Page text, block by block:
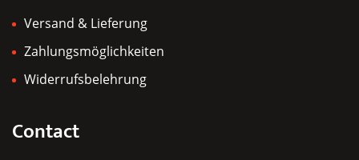
Versand & Lieferung
Zahlungsmöglichkeiten
Widerrufsbelehrung
Contact